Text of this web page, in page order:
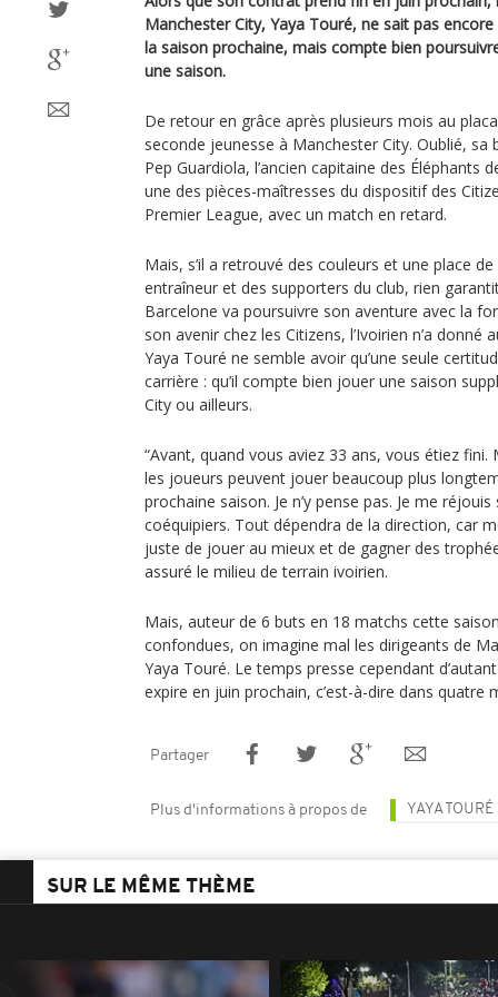
Manchester City, Yaya Touré, ne sait pas encore
la saison prochaine, mais compte bien
une saison.
De retour en grâce après plusieurs mois au
seconde jeunesse à Manchester City. Oublié,
Pep Guardiola, l’ancien capitaine des Éléphants
une des pièces-maîtresses du dispositif des
Premier League, avec un match en retard.
Mais, s’il a retrouvé des couleurs et une place
entraîneur et des supporters du club, rien
Barcelone va poursuivre son aventure avec la
son avenir chez les Citizens, l’Ivoirien n’a donné
Yaya Touré ne semble avoir qu’une seule
carrière : qu’il compte bien jouer une saison
City ou ailleurs.
“Avant, quand vous aviez 33 ans, vous étiez
les joueurs peuvent jouer beaucoup plus
prochaine saison. Je n’y pense pas. Je me
coéquipiers. Tout dépendra de la direction, car
juste de jouer au mieux et de gagner des
assuré le milieu de terrain ivoirien.
Mais, auteur de 6 buts en 18 matchs cette
confondues, on imagine mal les dirigeants de
Yaya Touré. Le temps presse cependant
expire en juin prochain, c’est-à-dire dans quatre
Partager
Plus d'informations à propos de YAYA TOURÉ
SUR LE MÊME THÈME